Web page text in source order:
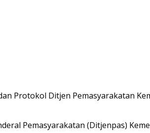
Protokol Ditjen Pemasyarakatan
Pemasyarakatan (Ditjenpas)